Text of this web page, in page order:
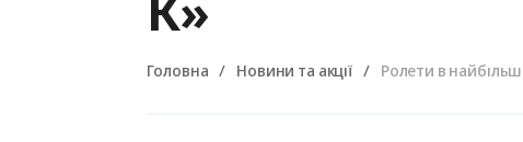
відкатних воріт
Рольставни на окна
Рольставни на двери
(доклевелери)
Головна Новини та акції Ролети в